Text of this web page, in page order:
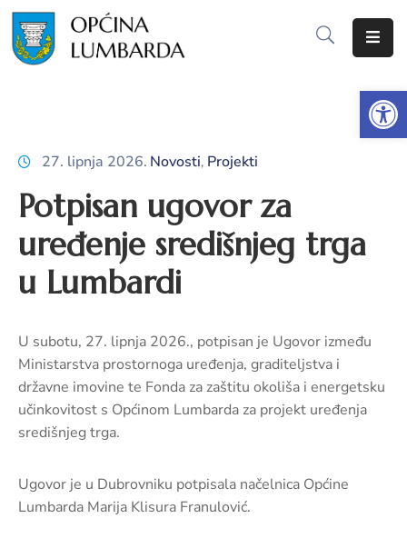
samouprava
Proračun
Dokumenti
nabava
Javni
pozivi,
natječaji
novosti
27. lipnja 2026. Novosti‚ Projekti
Potpisan ugovor za
uređenje središnjeg trga
u Lumbardi
U subotu, 27. lipnja 2026., potpisan je Ugovor između
Ministarstva prostornoga uređenja, graditeljstva i
državne imovine te Fonda za zaštitu okoliša i energetsku
učinkovitost s Općinom Lumbarda za projekt uređenja
središnjeg trga.
Ugovor je u Dubrovniku potpisala načelnica Općine
Lumbarda Marija Klisura Franulović.